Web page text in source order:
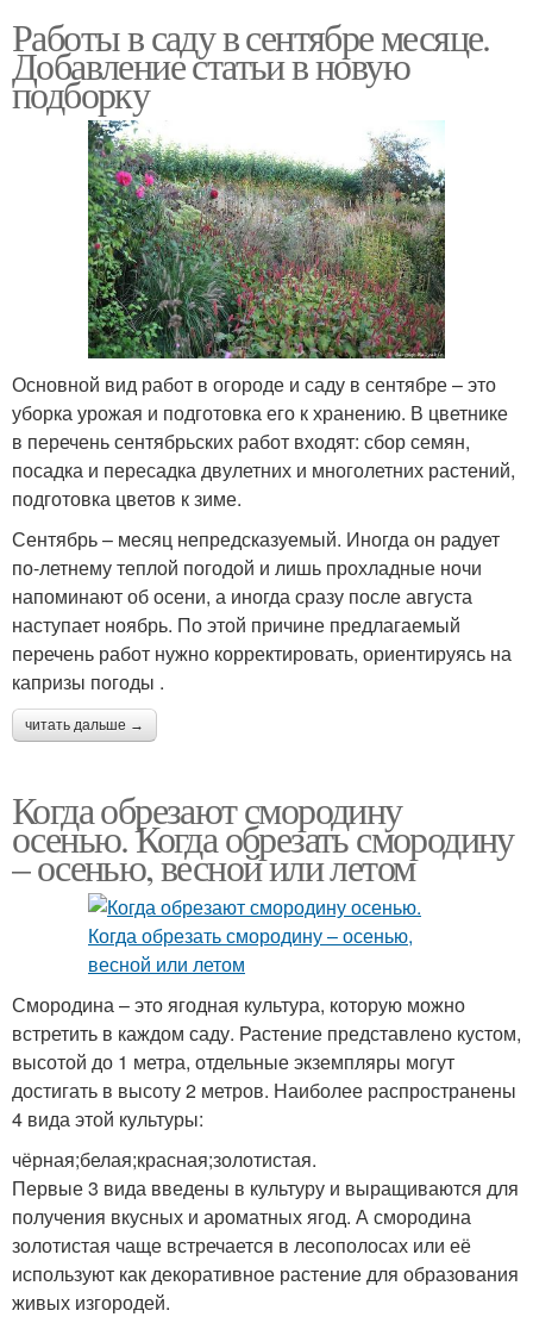
Работы в саду в сентябре месяце.
Добавление статьи в новую
подборку
Основной вид работ в огороде и саду в сентябре – это
уборка урожая и подготовка его к хранению. В цветнике
в перечень сентябрьских работ входят: сбор семян,
посадка и пересадка двулетних и многолетних растений,
подготовка цветов к зиме.
Сентябрь – месяц непредсказуемый. Иногда он радует
по-летнему теплой погодой и лишь прохладные ночи
напоминают об осени, а иногда сразу после августа
наступает ноябрь. По этой причине предлагаемый
перечень работ нужно корректировать, ориентируясь на
капризы погоды .
читать дальше →
Когда обрезают смородину
осенью. Когда обрезать смородину
– осенью, весной или летом
Смородина – это ягодная культура, которую можно
встретить в каждом саду. Растение представлено кустом,
высотой до 1 метра, отдельные экземпляры могут
достигать в высоту 2 метров. Наиболее распространены
4 вида этой культуры:
чёрная;белая;красная;золотистая.
Первые 3 вида введены в культуру и выращиваются для
получения вкусных и ароматных ягод. А смородина
золотистая чаще встречается в лесополосах или её
используют как декоративное растение для образования
живых изгородей.